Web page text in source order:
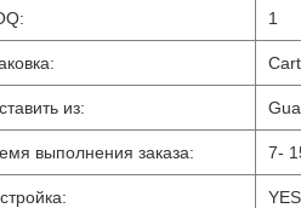
1
из:
выполнения заказа: 7-
YES